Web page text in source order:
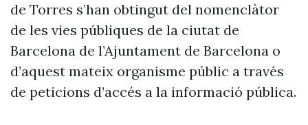
de Torres s’han obtingut del nomenclàtor
de les vies públiques de la ciutat de
Barcelona de l’Ajuntament de Barcelona o
d’aquest mateix organisme públic a través
de peticions d’accés a la informació pública.